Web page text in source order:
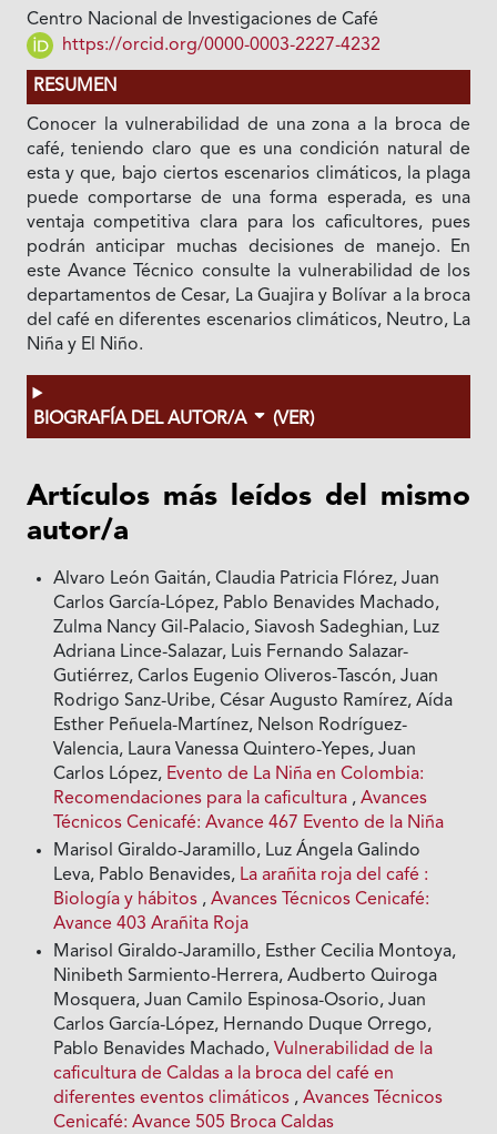
Centro Nacional de Investigaciones de Café
https://orcid.org/0000-0003-2227-4232
RESUMEN
Conocer la vulnerabilidad de una zona a la broca de
café, teniendo claro que es una condición natural de
esta y que, bajo ciertos escenarios climáticos, la plaga
puede comportarse de una forma esperada, es una
ventaja competitiva clara para los caficultores, pues
podrán anticipar muchas decisiones de manejo. En
este Avance Técnico consulte la vulnerabilidad de los
departamentos de Cesar, La Guajira y Bolívar a la broca
del café en diferentes escenarios climáticos, Neutro, La
Niña y El Niño.
BIOGRAFÍA DEL AUTOR/A (VER)
Artículos más leídos del mismo
autor/a
Alvaro León Gaitán, Claudia Patricia Flórez, Juan
Carlos García-López, Pablo Benavides Machado,
Zulma Nancy Gil-Palacio, Siavosh Sadeghian, Luz
Adriana Lince-Salazar, Luis Fernando Salazar-
Gutiérrez, Carlos Eugenio Oliveros-Tascón, Juan
Rodrigo Sanz-Uribe, César Augusto Ramírez, Aída
Esther Peñuela-Martínez, Nelson Rodríguez-
Valencia, Laura Vanessa Quintero-Yepes, Juan
Carlos López, Evento de La Niña en Colombia:
Recomendaciones para la caficultura ,Avances
Técnicos Cenicafé: Avance 467 Evento de la Niña
Marisol Giraldo-Jaramillo, Luz Ángela Galindo
Leva, Pablo Benavides, La arañita roja del café :
Biología y hábitos ,Avances Técnicos Cenicafé:
Avance 403 Arañita Roja
Marisol Giraldo-Jaramillo, Esther Cecilia Montoya,
Ninibeth Sarmiento-Herrera, Audberto Quiroga
Mosquera, Juan Camilo Espinosa-Osorio, Juan
Carlos García-López, Hernando Duque Orrego,
Pablo Benavides Machado,Vulnerabilidad de la
caficultura de Caldas a la broca del café en
diferentes eventos climáticos ,Avances Técnicos
Cenicafé: Avance 505 Broca Caldas